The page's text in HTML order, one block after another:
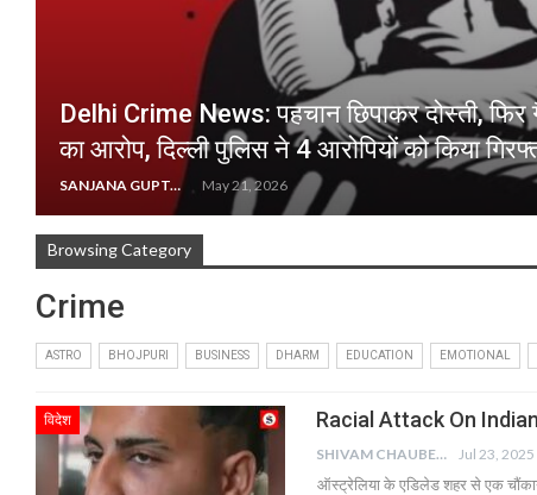
Delhi Crime News: पहचान छिपाकर दोस्ती, फिर
का आरोप, दिल्ली पुलिस ने 4 आरोपियों को किया
SANJANA GUPTA May 21, 2026
Browsing Category
Crime
ASTRO BHOJPURI BUSINESS DHARM EDUCATION EMOTIONAL
विदेश Racial Attack On Indian:
SHIVAM CHAUBEY Jul 23, 2025
ऑस्ट्रेलिया के एडिलेड शहर से एक चौंकाने